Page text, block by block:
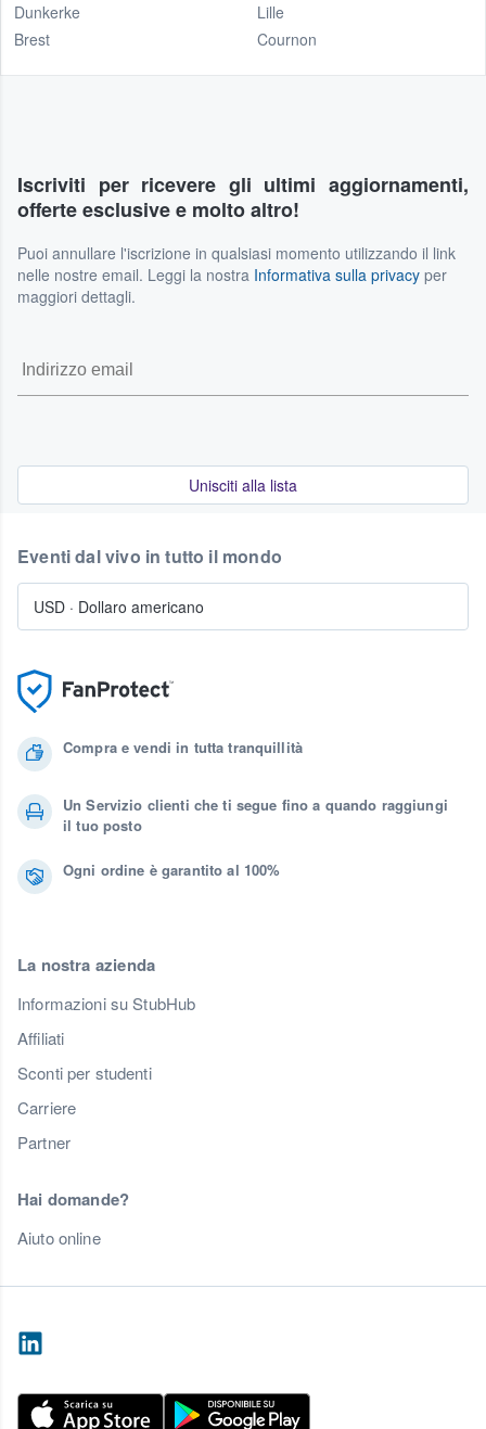
Dunkerke
Brest
Lille
Cournon
Iscriviti per ricevere gli ultimi aggiornamenti,
offerte esclusive e molto altro!
Puoi annullare l'iscrizione in qualsiasi momento utilizzando il link
nelle nostre email. Leggi la nostra Informativa sulla privacy per
maggiori dettagli.
Unisciti alla lista
Compra e vendi in tutta tranquillità
Un Servizio clienti che ti segue fino a quando raggiungi
il tuo posto
Ogni ordine è garantito al 100%
La nostra azienda
Informazioni su StubHub
Affiliati
Sconti per studenti
Carriere
Partner
Hai domande?
Aiuto online
Eventi dal vivo in tutto il mondo
USD · Dollaro americano